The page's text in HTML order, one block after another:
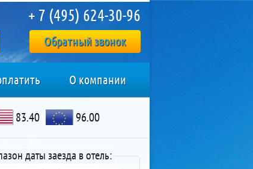
Обратный звонок
+ 7 (495) 624-30-96
О компании
даты заезда в отель:
83.40 96.00